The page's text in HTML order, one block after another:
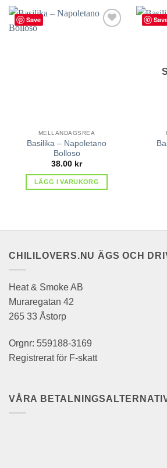
Save
MELLANDAGSREA
Basilika – Napoletano
Bolloso
38.00 kr
LÄGG I VARUKORG
CHILILOVERS.NU ÄGS OCH
Heat & Smoke AB
Muraregatan 42
265 33 Åstorp
Orgnr: 559188-3169
Registrerat för F-skatt
VÅRA